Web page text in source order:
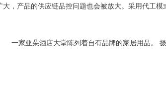
，产品的供应链品控问题也会被放大。采用代工